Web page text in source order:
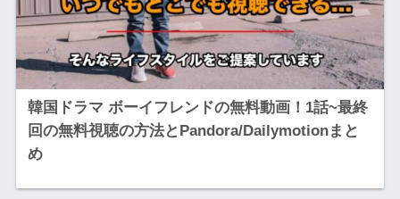
韓国ドラマ ボーイフレンドの無料動画！1話~最終
回の無料視聴の方法とPandora/Dailymotionまと
め